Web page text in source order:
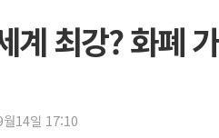
정
부
계 최강? 화폐
14일 17:10